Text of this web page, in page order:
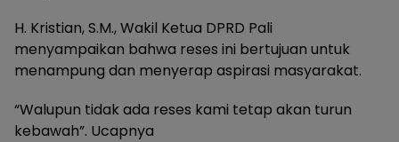
H. Kristian, S.M., Wakil Ketua DPRD Pali
menyampaikan bahwa reses ini bertujuan untuk
menampung dan menyerap aspirasi masyarakat.
“Walupun tidak ada reses kami tetap akan turun
kebawah”. Ucapnya